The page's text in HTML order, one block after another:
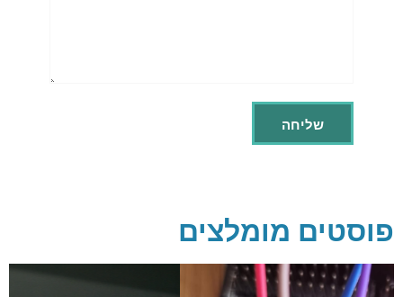
פוסטים מומלצים